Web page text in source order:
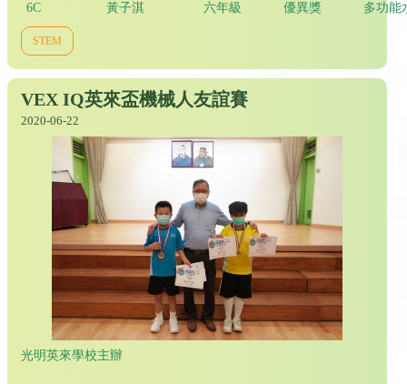
6C
黃子淇 六年級 優異獎 多功能
STEM
VEX IQ英來盃機械人友誼賽
2020-06-22
光明英來學校主辦